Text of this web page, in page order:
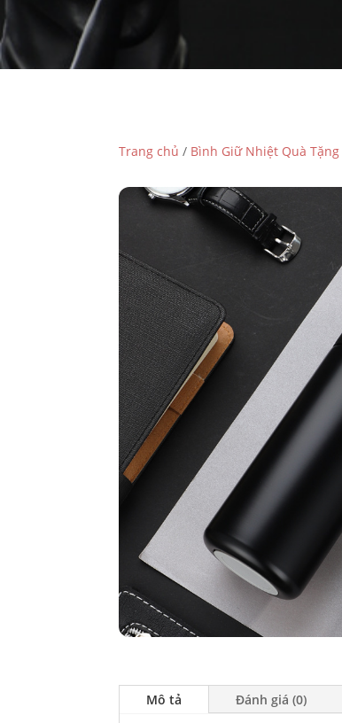
Trang chủ / Bình Giữ Nhiệt Quà Tặng
Mô tả Đánh giá (0)